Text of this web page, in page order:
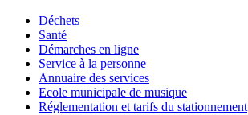
Déchets
Santé
Démarches en ligne
Service à la personne
Annuaire des services
Ecole municipale de musique
Réglementation et tarifs du stationnement